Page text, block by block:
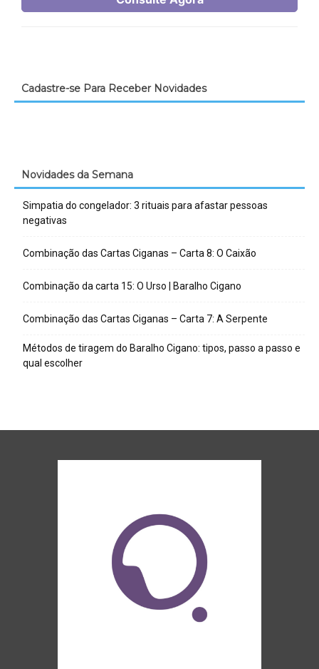
Cadastre-se Para Receber Novidades
Novidades da Semana
Simpatia do congelador: 3 rituais para afastar pessoas
negativas
Combinação das Cartas Ciganas – Carta 8: O Caixão
Combinação da carta 15: O Urso | Baralho Cigano
Combinação das Cartas Ciganas – Carta 7: A Serpente
Métodos de tiragem do Baralho Cigano: tipos, passo a passo e
qual escolher